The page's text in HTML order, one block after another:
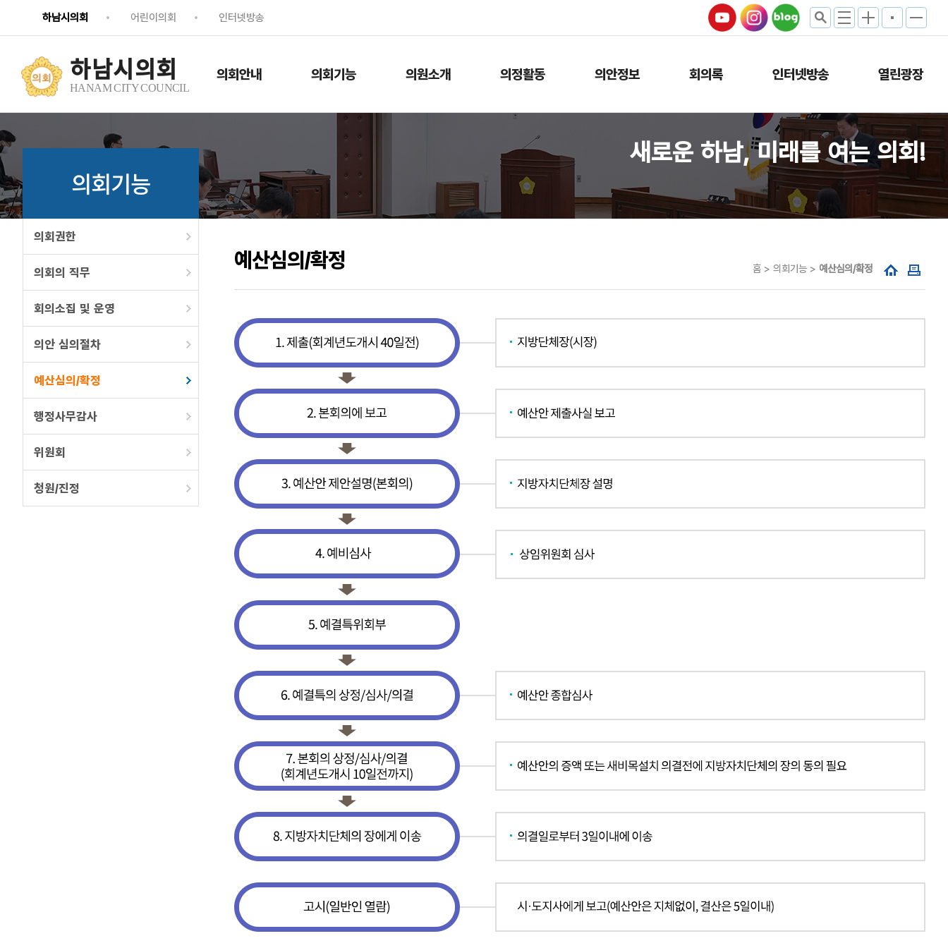
하남시의회
HANAM CITY COUNCIL
하남시의회 어린이의회 인터넷방송
의회안내 의회기능 의원소개 의정활동 의안정보 회의록 인터넷방송 열린광장
새로운 하남, 미래를 여는 의회!
의회기능
의회권한
의회의 직무
회의소집 및 운영
의안 심의절차
예산심의/확정
행정사무감사
위원회
청원/진정
홈 > 의회기능 > 예산심의/확정
예산심의/확정